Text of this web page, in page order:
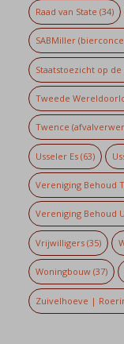
Raad van State (34)
SABMiller
Staatstoezicht op de
Tweede
Twence
Usseler Es(63)
Vereniging Behoud
Vereniging Behoud
Vrijwilligers(35)
Woningbouw(37)
Zuivelhoeve |